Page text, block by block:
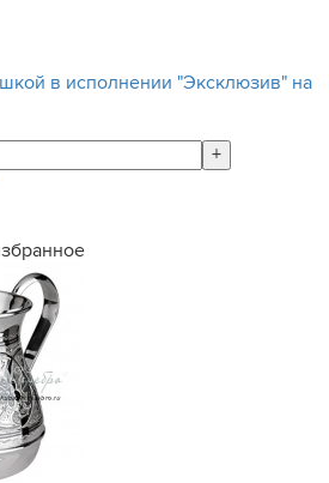
в исполнении "Эксклюзив" на
+